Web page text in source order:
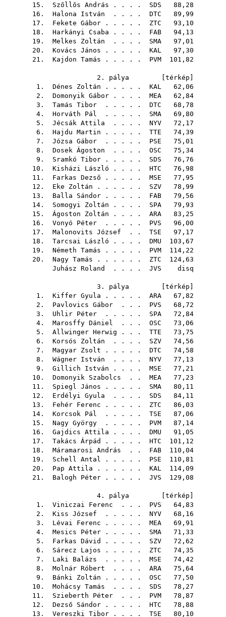
15. Szőllős András . . . . SDS 88,28
16. Halona István . . . . DTC 89,99
17. Fekete Gábor . . . . . ZTC 93,10
18. Harkányi Csaba . . . . FAB 94,13
19. Melkes Zoltán . . . . SMA 97,01
20. Kovács János . . . . . KAL 97,30
21. Kajdon Tamás . . . . . PVM 101,82
2. pálya [ térkép
1. Dénes Zoltán . . . . . KAL 62,06
2. Domonyik Gábor . . . . MEA 62,84
3. Tamás Tibor . . . . . DTC 68,78
4. Horváth Pál . . . . . SMA 69,80
5. Jécsák Attila . . . . NYV 72,17
6. Hajdu Martin . . . . . TTE 74,39
7. Józsa Gábor . . . . . PSE 75,01
8. Dosek Ágoston . . . . OSC 75,34
9. Sramkó Tibor . . . . . SDS 76,76
10. Kisházi László . . . . HTC 76,98
11. Farkas Dezső . . . . . MSE 77,95
12. Eke Zoltán . . . . . . SZV 78,99
13. Balla Sándor . . . . . FAB 79,56
14. Somogyi Zoltán . . . . SPA 79,93
15. Ágoston Zoltán . . . . ARA 83,25
16. Vonyó Péter . . . . . PVS 96,00
17. Malonovits József . . TSE 97,17
18. Tarcsai László . . . . DMU 103,67
19. Németh Tamás . . . . . PVM 114,22
20. Nagy Tamás . . . . . . ZTC 124,63
Juhász Roland
. . . . JVS disq
3. pálya [ térkép
1. Kiffer Gyula . . . . . ARA 67,82
2. Pavlovics Gábor . . . PVS 68,72
3. Uhlir Péter . . . . . SPA 72,84
4. Marosffy Dániel . . . OSC 73,06
5. Allwinger Herwig . . . TTE 73,75
6. Korsós Zoltán . . . . SZV 74,56
7. Magyar Zsolt . . . . . DTC 74,58
8. Wágner István . . . . NYV 77,13
9. Gillich István . . . . MSE 77,21
10. Domonyik Szabolcs . . MEA 77,23
11. Spiegl János . . . . . SMA 80,11
12. Erdélyi Gyula . . . . SDS 84,11
13. Fehér Ferenc . . . . . ZTC 86,03
14. Korcsok Pál . . . . . TSE 87,06
15. Nagy György . . . . . PVM 87,14
16. Gajdics Attila . . . . DMU 91,05
17. Takács Árpád . . . . . HTC 101,12
18. Máramarosi András . . FAB 110,04
19. Schell Antal . . . . . PSE 110,81
20. Pap Attila . . . . . . KAL 114,09
21. Balogh Péter . . . . . JVS 129,08
4. pálya [ térkép
1. Viniczai Ferenc . . . PVS 64,83
2. Kiss József . . . . . NYV 68,16
3. Lévai Ferenc . . . . . MEA 69,91
4. Mesics Péter . . . . . SMA 71,33
5. Farkas Dávid . . . . . SZV 72,62
6. Sárecz Lajos . . . . . ZTC 74,35
7. Laki Balázs . . . . . MSE 74,42
8. Molnár Róbert . . . . ARA 75,64
9. Bánki Zoltán . . . . . OSC 77,50
10. Mohácsy Tamás . . . . SDS 78,27
11. Szieberth Péter . . . PVM 78,87
12. Dezső Sándor . . . . . HTC 78,88
13. Vereszki Tibor . . . . TSE 80,10